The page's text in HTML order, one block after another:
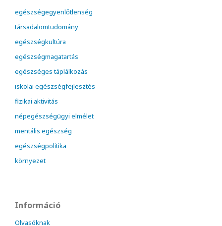
egészségegyenlőtlenség
társadalomtudomány
egészségkultúra
egészségmagatartás
egészséges táplálkozás
iskolai egészségfejlesztés
fizikai aktivitás
népegészségügyi elmélet
mentális egészség
egészségpolitika
környezet
Információ
Olvasóknak